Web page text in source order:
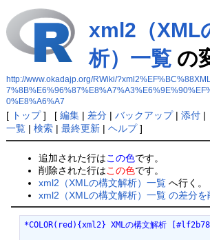
xml2（XML
析）一覧の
http://www.okadajp.org/RWiki/
0%E8%A6%A7
[ トップ] [ 編集| 差分| バックアップ| 添付|
一覧| 検索| 最終更新| ヘルプ]
追加された行はこの色です。
削除された行はこの色です。
xml2（XMLの構文解析）一覧 へ行く。
xml2（XMLの構文解析）一覧 の差分を
*COLOR(red){xml2} XMLの構文解析